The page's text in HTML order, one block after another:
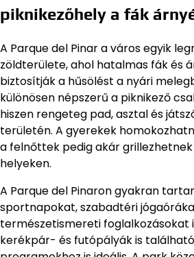
piknikezőhely a fák
A Parque del Pinar a város egyik
zöldterülete, ahol hatalmas fák és
biztosítják a hűsölést a nyári
különösen népszerű a piknikező
hiszen rengeteg pad, asztal és
területén. A gyerekek
a felnőttek pedig akár grillezhetnek
helyeken.
A Parque del Pinaron gyakran
sportnapokat, szabadtéri
természetismereti foglalkozásokat
kerékpár- és futópályák is